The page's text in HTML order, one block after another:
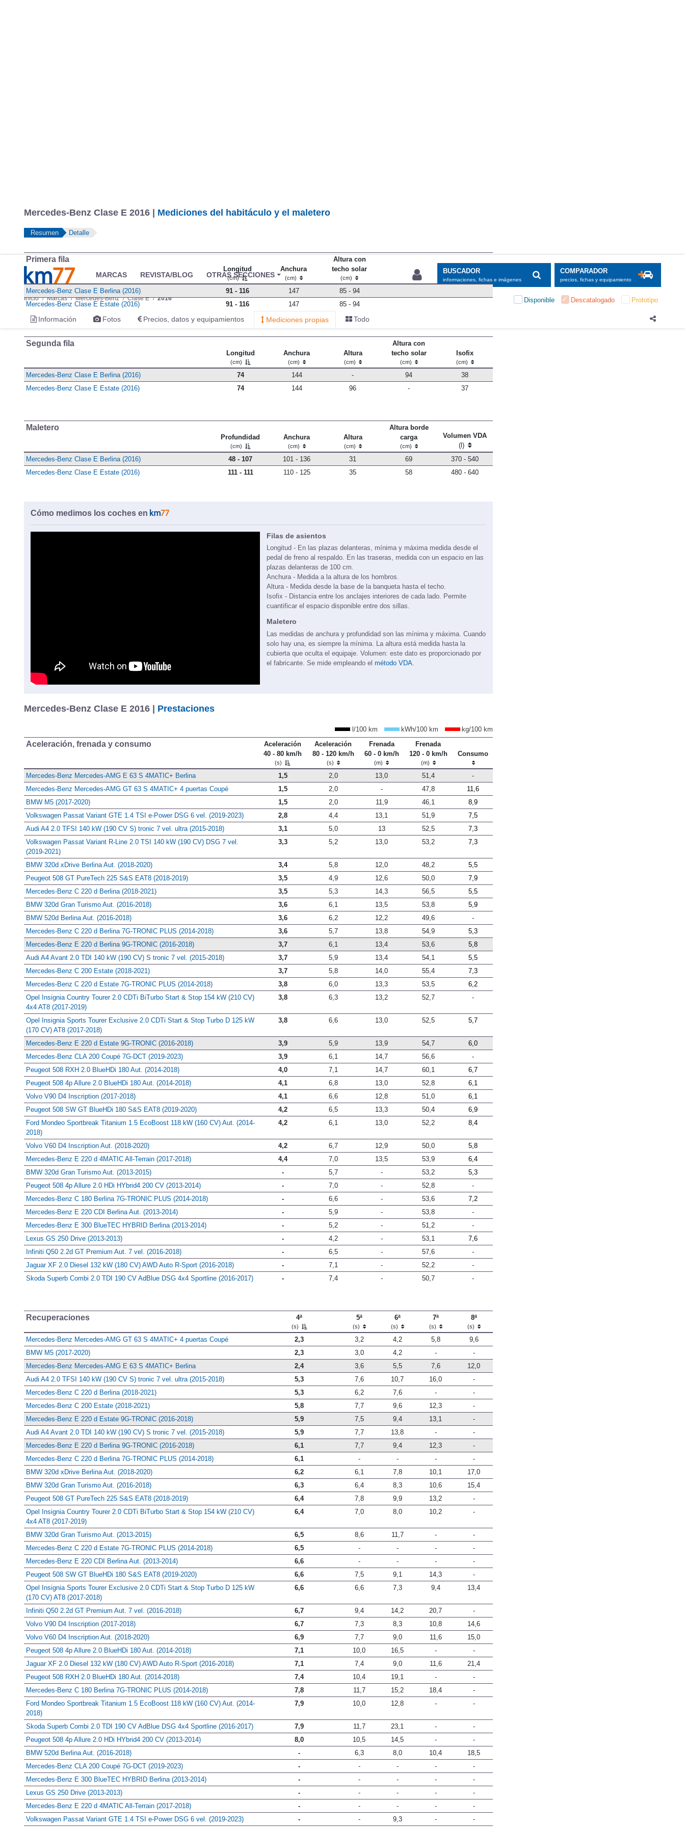
MARCAS REVISTA/BLOG OTRAS SECCIONES BUSCADOR
informaciones, fichas e imágenes
COMPARADOR
precios, fichas y equipamiento
Inicio Marcas Mercedes-Benz Clase E 2016 Disponible Descatalogado Prototipo
Información Fotos Precios, datos y equipamientos Mediciones propias Todo
Mercedes-Benz Clase E 2016 | Mediciones del habitáculo y el maletero
Resumen Detalle
Primera fila
Longitud
(cm)
Anchura
(cm)
Altura con
techo solar
(cm)
Mercedes-Benz Clase E Berlina (2016) 91 - 116 147
85 - 94
Mercedes-Benz Clase E Estate (2016)
91 - 116 147 85 - 94
Segunda fila
Longitud
(cm)
Anchura
(cm)
Altura
(cm)
Altura con
techo solar
(cm)
Isofix
(cm)
Mercedes-Benz Clase E Berlina (2016) 74 144 - 94
38
Mercedes-Benz Clase E Estate (2016)
74 144 96 - 37
Maletero
Profundidad
(cm)
Anchura
(cm)
Altura
(cm)
Altura borde
carga
(cm)
Volumen VDA
(l)
Mercedes-Benz Clase E Berlina (2016)
48 - 107 101 - 136 31 69
370 - 540
Mercedes-Benz Clase E Estate (2016)
111 - 111 110 - 125 35 58 480 - 640
Cómo medimos los coches en
Filas de asientos
Longitud - En las plazas delanteras, mínima y máxima medida desde el
pedal de freno al respaldo. En las traseras, medida con un espacio en las
plazas delanteras de 100 cm.
Anchura - Medida a la altura de los hombros.
Altura - Medida desde la base de la banqueta hasta el techo.
Isofix - Distancia entre los anclajes interiores de cada lado. Permite
cuantificar el espacio disponible entre dos sillas.
Maletero
Las medidas de anchura y profundidad son las mínima y máxima. Cuando
solo hay una, es siempre la mínima. La altura está medida hasta la
cubierta que oculta el equipaje. Volumen: este dato es proporcionado por
el fabricante. Se mide empleando el método VDA.
Mercedes-Benz Clase E 2016 | Prestaciones
l/100 km kWh/100 km kg/100 km
Aceleración, frenada y consumo
Aceleración
40 - 80 km/h
(s)
Aceleración
80 - 120 km/h
(s)
Frenada
60 - 0 km/h
(m)
Frenada
120 - 0 km/h
(m)
Consumo
Mercedes-Benz Mercedes-AMG E 63 S 4MATIC+ Berlina 1,5 2,0 13,0 51,4
-
Mercedes-Benz Mercedes-AMG GT 63 S 4MATIC+ 4 puertas Coupé
1,5 2,0 - 47,8
11,6
BMW M5 (2017-2020)
1,5 2,0 11,9 46,1
8,9
Volkswagen Passat Variant GTE 1.4 TSI e-Power DSG 6 vel. (2019-2023)
2,8 4,4 13,1 51,9
7,5
Audi A4 2.0 TFSI 140 kW (190 CV S) tronic 7 vel. ultra (2015-2018)
3,1 5,0 13 52,5
7,3
Volkswagen Passat Variant R-Line 2.0 TSI 140 kW (190 CV) DSG 7 vel.
(2019-2021)
3,3 5,2 13,0 53,2 7,3
BMW 320d xDrive Berlina Aut. (2018-2020) 3,4 5,8 12,0 48,2
5,5
Peugeot 508 GT PureTech 225 S&S EAT8 (2018-2019)
3,5 4,9 12,6 50,0
7,9
Mercedes-Benz C 220 d Berlina (2018-2021)
3,5 5,3 14,3 56,5
5,5
BMW 320d Gran Turismo Aut. (2016-2018)
3,6 6,1 13,5 53,8
5,9
BMW 520d Berlina Aut. (2016-2018)
3,6 6,2 12,2 49,6
-
Mercedes-Benz C 220 d Berlina 7G-TRONIC PLUS (2014-2018)
3,6 5,7 13,8 54,9
5,3
Mercedes-Benz E 220 d Berlina 9G-TRONIC (2016-2018)
3,7 6,1 13,4 53,6
5,8
Audi A4 Avant 2.0 TDI 140 kW (190 CV) S tronic 7 vel. (2015-2018)
3,7 5,9 13,4 54,1
5,5
Mercedes-Benz C 200 Estate (2018-2021)
3,7 5,8 14,0 55,4
7,3
Mercedes-Benz C 220 d Estate 7G-TRONIC PLUS (2014-2018)
3,8 6,0 13,3 53,5
6,2
Opel Insignia Country Tourer 2.0 CDTi BiTurbo Start & Stop 154 kW (210 CV)
4x4 AT8 (2017-2019)
3,8 6,3 13,2 52,7 -
Opel Insignia Sports Tourer Exclusive 2.0 CDTi Start & Stop Turbo D 125 kW
(170 CV) AT8 (2017-2018)
3,8 6,6 13,0 52,5 5,7
Mercedes-Benz E 220 d Estate 9G-TRONIC (2016-2018) 3,9 5,9 13,9 54,7
6,0
Mercedes-Benz CLA 200 Coupé 7G-DCT (2019-2023)
3,9 6,1 14,7 56,6
-
Peugeot 508 RXH 2.0 BlueHDi 180 Aut. (2014-2018)
4,0 7,1 14,7 60,1
6,7
Peugeot 508 4p Allure 2.0 BlueHDi 180 Aut. (2014-2018)
4,1 6,8 13,0 52,8
6,1
Volvo V90 D4 Inscription (2017-2018)
4,1 6,6 12,8 51,0
6,1
Peugeot 508 SW GT BlueHDi 180 S&S EAT8 (2019-2020)
4,2 6,5 13,3 50,4
6,9
Ford Mondeo Sportbreak Titanium 1.5 EcoBoost 118 kW (160 CV) Aut. (2014-
2018)
4,2 6,1 13,0 52,2 8,4
Volvo V60 D4 Inscription Aut. (2018-2020) 4,2 6,7 12,9 50,0
5,8
Mercedes-Benz E 220 d 4MATIC All-Terrain (2017-2018)
4,4 7,0 13,5 53,9
6,4
BMW 320d Gran Turismo Aut. (2013-2015)
- 5,7 - 53,2
5,3
Peugeot 508 4p Allure 2.0 HDi HYbrid4 200 CV (2013-2014)
- 7,0 - 52,8
-
Mercedes-Benz C 180 Berlina 7G-TRONIC PLUS (2014-2018)
- 6,6 - 53,6
7,2
Mercedes-Benz E 220 CDI Berlina Aut. (2013-2014)
- 5,9 - 53,8
-
Mercedes-Benz E 300 BlueTEC HYBRID Berlina (2013-2014)
- 5,2 - 51,2
-
Lexus GS 250 Drive (2013-2013)
- 4,2 - 53,1
7,6
Infiniti Q50 2.2d GT Premium Aut. 7 vel. (2016-2018)
- 6,5 - 57,6
-
Jaguar XF 2.0 Diesel 132 kW (180 CV) AWD Auto R-Sport (2016-2018)
- 7,1 - 52,2
-
Skoda Superb Combi 2.0 TDI 190 CV AdBlue DSG 4x4 Sportline (2016-2017)
- 7,4 - 50,7 -
Recuperaciones 4ª
(s)
5ª
(s)
6ª
(s)
7ª
(s)
8ª
(s)
Mercedes-Benz Mercedes-AMG GT 63 S 4MATIC+ 4 puertas Coupé 2,3 3,2 4,2 5,8
9,6
BMW M5 (2017-2020)
2,3 3,0 4,2 -
-
Mercedes-Benz Mercedes-AMG E 63 S 4MATIC+ Berlina
2,4 3,6 5,5 7,6
12,0
Audi A4 2.0 TFSI 140 kW (190 CV S) tronic 7 vel. ultra (2015-2018)
5,3 7,6 10,7 16,0
-
Mercedes-Benz C 220 d Berlina (2018-2021)
5,3 6,2 7,6 -
-
Mercedes-Benz C 200 Estate (2018-2021)
5,8 7,7 9,6 12,3
-
Mercedes-Benz E 220 d Estate 9G-TRONIC (2016-2018)
5,9 7,5 9,4 13,1
-
Audi A4 Avant 2.0 TDI 140 kW (190 CV) S tronic 7 vel. (2015-2018)
5,9 7,7 13,8 -
-
Mercedes-Benz E 220 d Berlina 9G-TRONIC (2016-2018)
6,1 7,7 9,4 12,3
-
Mercedes-Benz C 220 d Berlina 7G-TRONIC PLUS (2014-2018)
6,1 - - -
-
BMW 320d xDrive Berlina Aut. (2018-2020)
6,2 6,1 7,8 10,1
17,0
BMW 320d Gran Turismo Aut. (2016-2018)
6,3 6,4 8,3 10,6
15,4
Peugeot 508 GT PureTech 225 S&S EAT8 (2018-2019)
6,4 7,8 9,9 13,2
-
Opel Insignia Country Tourer 2.0 CDTi BiTurbo Start & Stop 154 kW (210 CV)
4x4 AT8 (2017-2019)
6,4 7,0 8,0 10,2 -
BMW 320d Gran Turismo Aut. (2013-2015) 6,5 8,6 11,7 -
-
Mercedes-Benz C 220 d Estate 7G-TRONIC PLUS (2014-2018)
6,5 - - -
-
Mercedes-Benz E 220 CDI Berlina Aut. (2013-2014)
6,6 - - -
-
Peugeot 508 SW GT BlueHDi 180 S&S EAT8 (2019-2020)
6,6 7,5 9,1 14,3
-
Opel Insignia Sports Tourer Exclusive 2.0 CDTi Start & Stop Turbo D 125 kW
(170 CV) AT8 (2017-2018)
6,6 6,6 7,3 9,4 13,4
Infiniti Q50 2.2d GT Premium Aut. 7 vel. (2016-2018) 6,7 9,4 14,2 20,7
-
Volvo V90 D4 Inscription (2017-2018)
6,7 7,3 8,3 10,8
14,6
Volvo V60 D4 Inscription Aut. (2018-2020)
6,9 7,7 9,0 11,6
15,0
Peugeot 508 4p Allure 2.0 BlueHDi 180 Aut. (2014-2018)
7,1 10,0 16,5 -
-
Jaguar XF 2.0 Diesel 132 kW (180 CV) AWD Auto R-Sport (2016-2018)
7,1 7,4 9,0 11,6
21,4
Peugeot 508 RXH 2.0 BlueHDi 180 Aut. (2014-2018)
7,4 10,4 19,1 -
-
Mercedes-Benz C 180 Berlina 7G-TRONIC PLUS (2014-2018)
7,8 11,7 15,2 18,4
-
Ford Mondeo Sportbreak Titanium 1.5 EcoBoost 118 kW (160 CV) Aut. (2014-
2018)
7,9 10,0 12,8 - -
Skoda Superb Combi 2.0 TDI 190 CV AdBlue DSG 4x4 Sportline (2016-2017) 7,9 11,7 23,1 -
-
Peugeot 508 4p Allure 2.0 HDi HYbrid4 200 CV (2013-2014)
8,0 10,5 14,5 -
-
BMW 520d Berlina Aut. (2016-2018)
- 6,3 8,0 10,4
18,5
Mercedes-Benz CLA 200 Coupé 7G-DCT (2019-2023)
- - - -
-
Mercedes-Benz E 300 BlueTEC HYBRID Berlina (2013-2014)
- - - -
-
Lexus GS 250 Drive (2013-2013)
- - - -
-
Mercedes-Benz E 220 d 4MATIC All-Terrain (2017-2018)
- - - -
-
Volkswagen Passat Variant GTE 1.4 TSI e-Power DSG 6 vel. (2019-2023)
- - 9,3 - -